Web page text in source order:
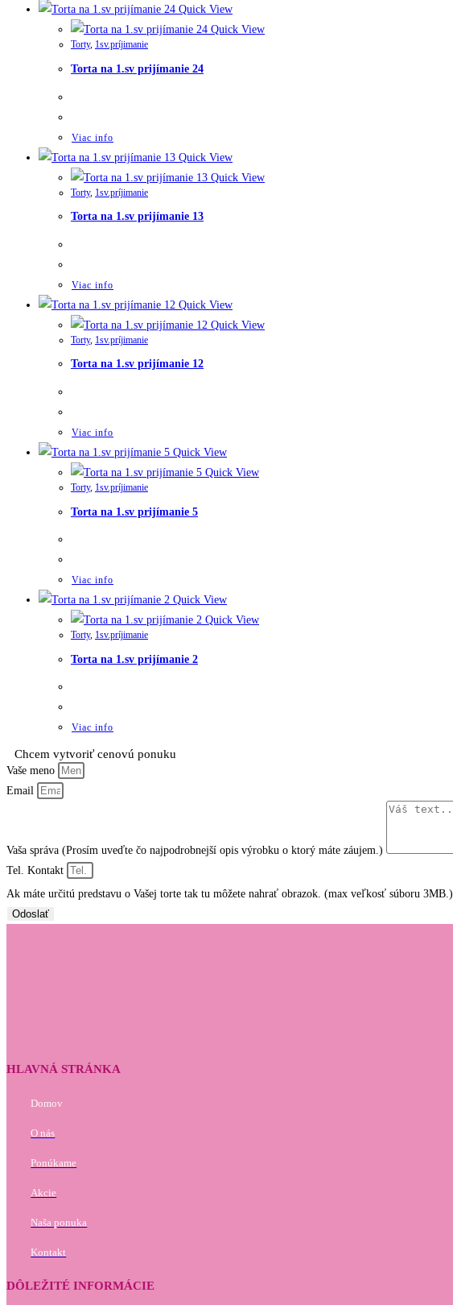
Quick View
Quick View
Torty, 1sv.príjimanie
Torta na 1.sv prijímanie 24
Viac info
Quick View
Quick View
Torty, 1sv.príjimanie
Torta na 1.sv prijímanie 13
Viac info
Quick View
Quick View
Torty, 1sv.príjimanie
Torta na 1.sv prijímanie 12
Viac info
Quick View
Quick View
Torty, 1sv.príjimanie
Torta na 1.sv prijímanie 5
Viac info
Quick View
Quick View
Torty, 1sv.príjimanie
Torta na 1.sv prijímanie 2
Viac info
Chcem vytvoriť cenovú ponuku
Vaše meno
Email
Vaša správa (Prosím uveďte čo najpodrobnejší opis výrobku o ktorý máte záujem.)
Tel. Kontakt
Ak máte určitú predstavu o Vašej torte tak tu môžete nahrať obrazok. (max veľkosť súboru 3MB.)
Odoslať
HLAVNÁ STRÁNKA
Domov
O nás
Ponúkame
Akcie
Naša ponuka
Kontakt
DÔLEŽITÉ INFORMÁCIE